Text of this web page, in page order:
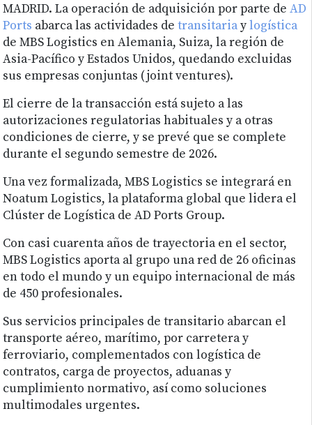
MADRID. La operación de adquisición por parte deAD
Ports abarca las actividades detransitariaylogística
de MBS Logistics en Alemania, Suiza, la región de
Asia-Pacífico y Estados Unidos, quedando excluidas
sus empresas conjuntas (joint ventures).
El cierre de la transacción está sujeto a las
autorizaciones regulatorias habituales y a otras
condiciones de cierre, y se prevé que se complete
durante el segundo semestre de 2026.
Una vez formalizada, MBS Logistics se integrará en
Noatum Logistics, la plataforma global que lidera el
Clúster de Logística de AD Ports Group.
Con casi cuarenta años de trayectoria en el sector,
MBS Logistics aporta al grupo una red de 26 oficinas
en todo el mundo y un equipo internacional de más
de 450 profesionales.
Sus servicios principales de transitario abarcan el
transporte aéreo, marítimo, por carretera y
ferroviario, complementados con logística de
contratos, carga de proyectos, aduanas y
cumplimiento normativo, así como soluciones
multimodales urgentes.